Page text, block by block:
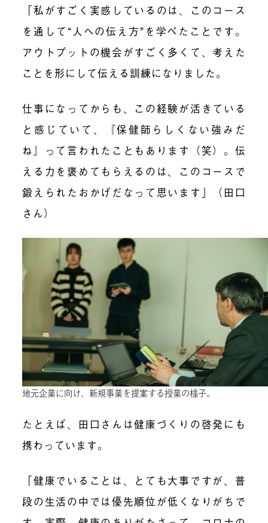
「私がすごく実感しているのは、このコース
を通して“人への伝え方”を学べたことです。
アウトプットの機会がすごく多くて、考えた
ことを形にして伝える訓練になりました。
仕事になってからも、この経験が活きている
と感じていて、『保健師らしくない強みだ
ね』って言われたこともあります（笑）。伝
える力を褒めてもらえるのは、このコースで
鍛えられたおかげだなって思います」（田口
さん）
地元企業に向け、新規事業を提案する授業の様子。
たとえば、田口さんは健康づくりの啓発にも
携わっています。
「健康でいることは、とても大事ですが、普
段の生活の中では優先順位が低くなりがちで